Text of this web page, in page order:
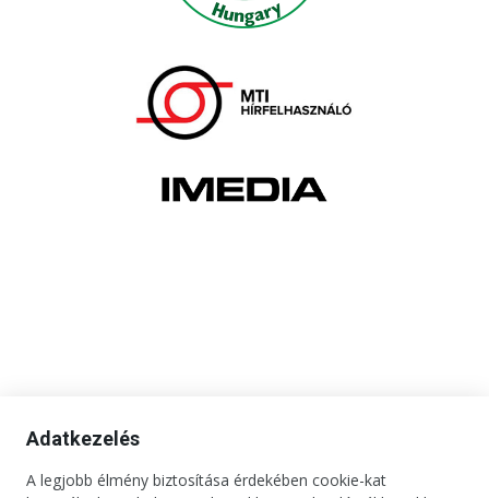
Adatkezelés
A legjobb élmény biztosítása érdekében cookie-kat